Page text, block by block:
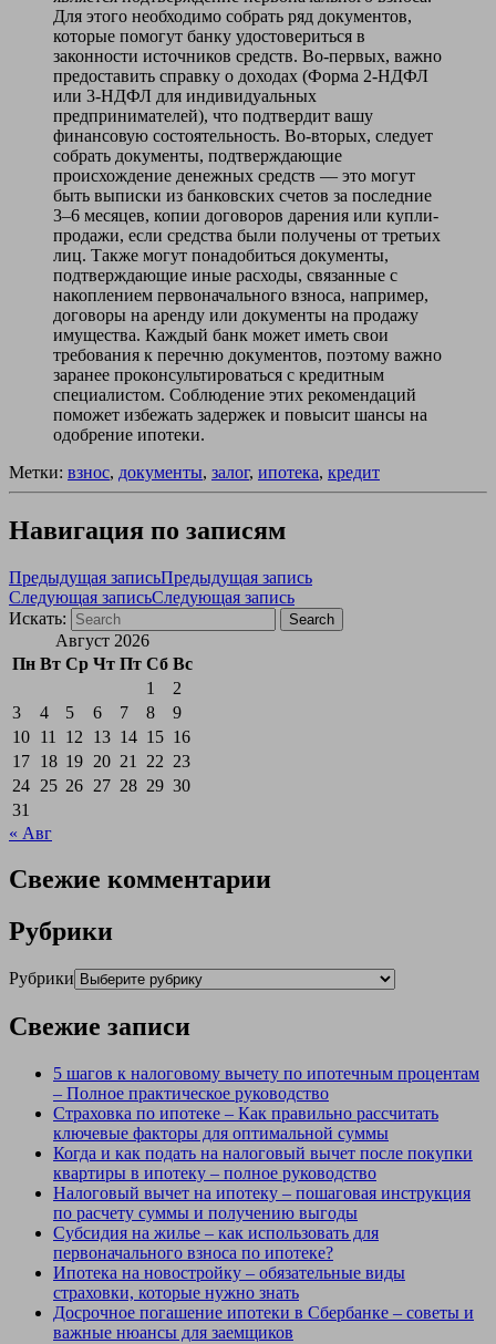
Для этого необходимо собрать ряд документов,
которые помогут банку удостовериться в
законности источников средств. Во-первых, важно
предоставить справку о доходах (Форма 2-НДФЛ
или 3-НДФЛ для индивидуальных
предпринимателей), что подтвердит вашу
финансовую состоятельность. Во-вторых, следует
собрать документы, подтверждающие
происхождение денежных средств — это могут
быть выписки из банковских счетов за последние
3–6 месяцев, копии договоров дарения или купли-
продажи, если средства были получены от третьих
лиц. Также могут понадобиться документы,
подтверждающие иные расходы, связанные с
накоплением первоначального взноса, например,
договоры на аренду или документы на продажу
имущества. Каждый банк может иметь свои
требования к перечню документов, поэтому важно
заранее проконсультироваться с кредитным
специалистом. Соблюдение этих рекомендаций
поможет избежать задержек и повысит шансы на
одобрение ипотеки.
Метки: взнос, документы, залог, ипотека, кредит
Навигация по записям
Предыдущая записьПредыдущая запись
Следующая записьСледующая запись
Искать:
Search
Август 2026
Пн Вт Ср Чт Пт Сб Вс
1
2
3
4 5 6 7 8
9
10 11 12 13 14 15 16
17 18 19 20 21 22 23
24 25 26 27 28 29 30
31
« Авг
Свежие комментарии
Рубрики
Рубрики
Свежие записи
5 шагов к налоговому вычету по ипотечным процентам
– Полное практическое руководство
Страховка по ипотеке – Как правильно рассчитать
ключевые факторы для оптимальной суммы
Когда и как подать на налоговый вычет после покупки
квартиры в ипотеку – полное руководство
Налоговый вычет на ипотеку – пошаговая инструкция
по расчету суммы и получению выгоды
Субсидия на жилье – как использовать для
первоначального взноса по ипотеке?
Ипотека на новостройку – обязательные виды
страховки, которые нужно знать
Досрочное погашение ипотеки в Сбербанке – советы и
важные нюансы для заемщиков